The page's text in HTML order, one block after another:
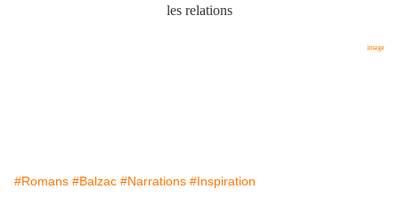
les relations
image
#Romans #Balzac #Narrations #Inspiration